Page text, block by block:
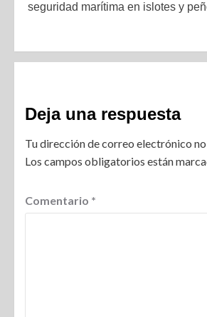
seguridad marítima en islotes y
Deja una respuesta
Tu dirección de correo electrónico
Los campos obligatorios están
Comentario *